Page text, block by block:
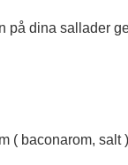
på dina sallader
( baconarom, salt